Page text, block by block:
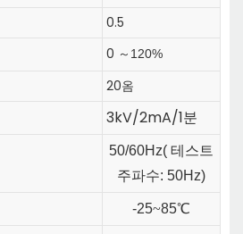
0.5
0 ～ 120%
20옴
3kV/2mA/1분
50/60Hz( 테스트
주파수: 50Hz)
-25~85℃